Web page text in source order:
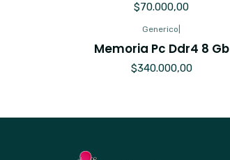
$70.000,00
Generico
Memoria Pc Ddr4 8 Gb
$340.000,00